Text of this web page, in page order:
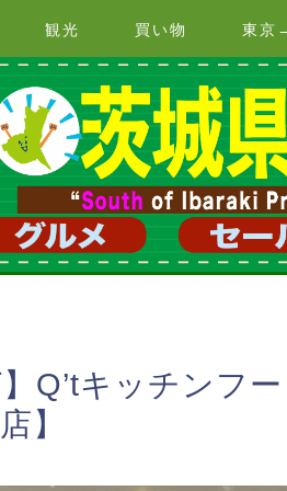
観光 買い物 東京
Q’tキッチンフ
】